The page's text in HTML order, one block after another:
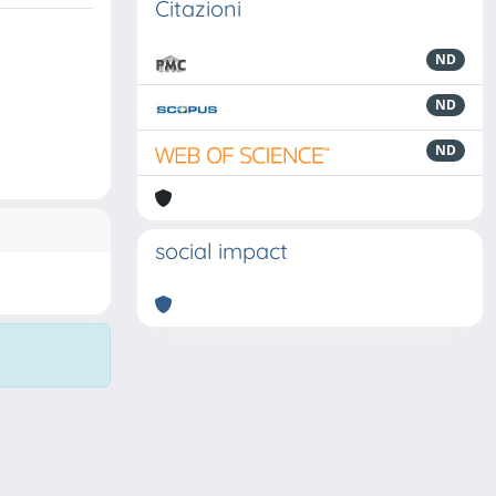
Citazioni
ND
ND
ND
social impact